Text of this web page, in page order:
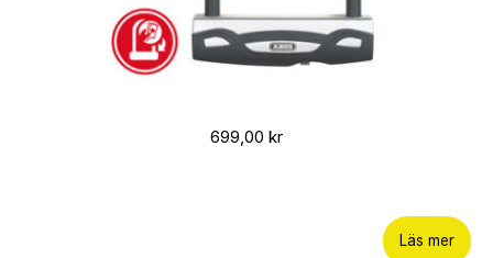
699,00 kr
Läs mer